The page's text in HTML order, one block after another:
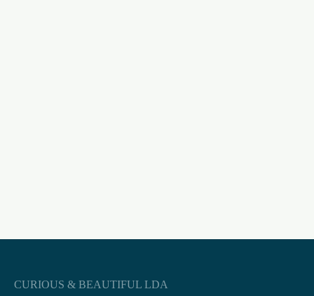
CURIOUS & BEAUTIFUL LDA